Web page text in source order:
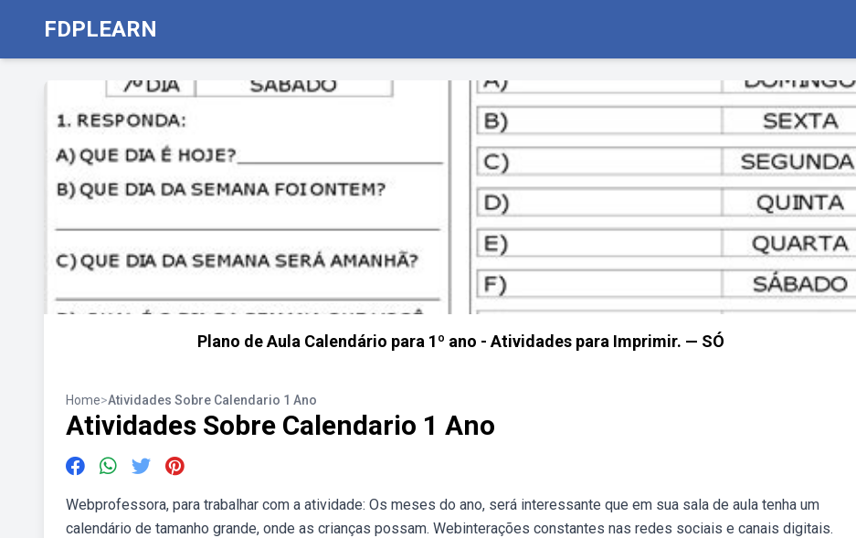
FDPLEARN
Plano de Aula Calendário para 1º ano - Atividades para Imprimir. — SÓ
Home>Atividades Sobre Calendario 1 Ano
Atividades Sobre Calendario 1 Ano
Webprofessora, para trabalhar com a atividade: Os meses do ano, será interessante que em sua sala de aula tenha um
calendário de tamanho grande, onde as crianças possam. Webinterações constantes nas redes sociais e canais digitais.